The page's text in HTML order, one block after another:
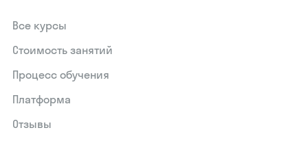
Все курсы
Стоимость занятий
Процесс обучения
Платформа
Отзывы